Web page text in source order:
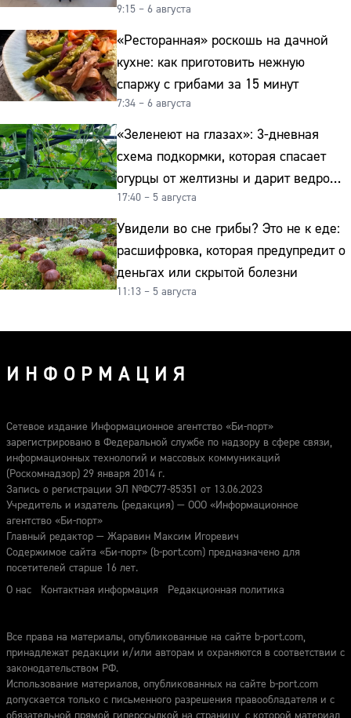
овощи от гнили
9:15 – 6 августа
«Ресторанная» роскошь на дачной
кухне: как приготовить нежную
спаржу с грибами за 15 минут
7:34 – 6 августа
«Зеленеют на глазах»: 3-дневная
схема подкормки, которая спасает
огурцы от желтизны и дарит ведро
урожая
17:40 – 5 августа
Увидели во сне грибы? Это не к еде:
расшифровка, которая предупредит о
деньгах или скрытой болезни
11:13 – 5 августа
ИНФОРМАЦИЯ
Сетевое издание Информационное агентство «Би-порт»
зарегистрировано в Федеральной службе по надзору в сфере связи,
информационных технологий и массовых коммуникаций
(Роскомнадзор) 29 января 2014 г.
Запись о регистрации ЭЛ №ФС77-85351 от 13.06.2023
Учредитель и издатель (редакция) — ООО «Информационное
агентство «Би-порт»
Главный редактор — Жаравин Максим Игоревич
Содержимое сайта «Би-порт» (b-port.com) предназначено для
посетителей старше 16 лет.
О нас
Контактная информация Редакционная политика
Все права на материалы, опубликованные на сайте b-port.com,
принадлежат редакции и/или авторам и охраняются в соответствии с
законодательством РФ.
Использование материалов, опубликованных на сайте b-port.com
допускается только с письменного разрешения правообладателя и с